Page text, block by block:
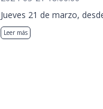
Jueves 21 de marzo,
Leer más